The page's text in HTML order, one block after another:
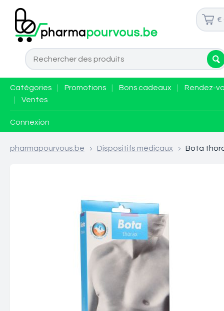
€
Catégories Promotions Bons cadeaux
Rendez-
Ventes
Connexion
pharmapourvous.be > Dispositifs médicaux > Bota